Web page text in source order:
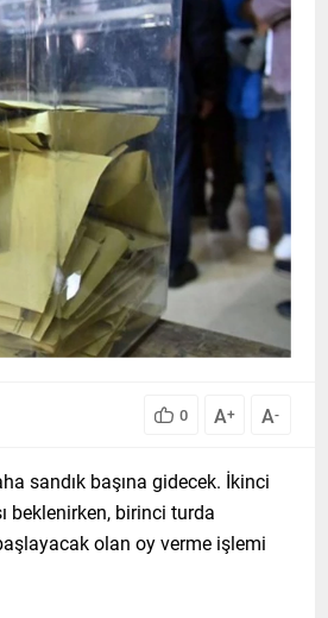
0 A+ A-
sandık başına gidecek. İkinci
beklenirken, birinci turda
olan oy verme işlemi